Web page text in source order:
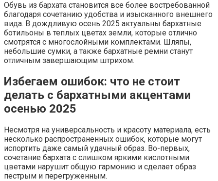
Обувь из бархата становится все более востребованной
благодаря сочетанию удобства и изысканного внешнего
вида. В дождливую осень 2025 актуальны бархатные
ботильоны в теплых цветах земли, которые отлично
смотрятся с многослойными комплектами. Шляпы,
небольшие сумки, а также бархатные ремни станут
отличным завершающим штрихом.
Избегаем ошибок: что не стоит
делать с бархатными акцентами
осенью 2025
Несмотря на универсальность и красоту материала, есть
несколько распространенных ошибок, которые могут
испортить даже самый удачный образ. Во-первых,
сочетание бархата с слишком яркими кислотными
цветами нарушит общую гармонию и сделает образ
пестрым и перегруженным.